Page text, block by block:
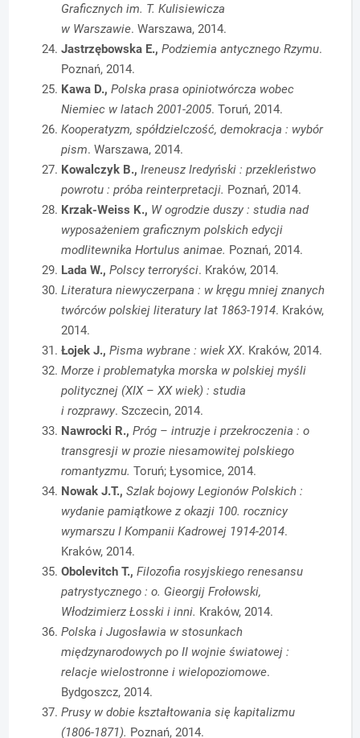
Graficznych im. T. Kulisiewicza
w Warszawie. Warszawa, 2014.
Jastrzębowska E., Podziemia antycznego Rzymu.
Poznań, 2014.
Kawa D., Polska prasa opiniotwórcza wobec
Niemiec w latach 2001-2005. Toruń, 2014.
Kooperatyzm, spółdzielczość, demokracja : wybór
pism. Warszawa, 2014.
Kowalczyk B., Ireneusz Iredyński : przekleństwo
powrotu : próba reinterpretacji. Poznań, 2014.
Krzak-Weiss K., W ogrodzie duszy : studia nad
wyposażeniem graficznym polskich edycji
modlitewnika Hortulus animae. Poznań, 2014.
Lada W., Polscy terroryści. Kraków, 2014.
Literatura niewyczerpana : w kręgu mniej znanych
twórców polskiej literatury lat 1863-1914. Kraków,
2014.
Łojek J., Pisma wybrane : wiek XX. Kraków, 2014.
Morze i problematyka morska w polskiej myśli
politycznej (XIX – XX wiek) : studia
i rozprawy. Szczecin, 2014.
Nawrocki R., Próg – intruzje i przekroczenia : o
transgresji w prozie niesamowitej polskiego
romantyzmu. Toruń; Łysomice, 2014.
Nowak J.T., Szlak bojowy Legionów Polskich :
wydanie pamiątkowe z okazji 100. rocznicy
wymarszu I Kompanii Kadrowej 1914-2014.
Kraków, 2014.
Obolevitch T., Filozofia rosyjskiego renesansu
patrystycznego : o. Gieorgij Frołowski,
Włodzimierz Łosski i inni. Kraków, 2014.
Polska i Jugosławia w stosunkach
międzynarodowych po II wojnie światowej :
relacje wielostronne i wielopoziomowe.
Bydgoszcz, 2014.
Prusy w dobie kształtowania się kapitalizmu
(1806-1871). Poznań, 2014.